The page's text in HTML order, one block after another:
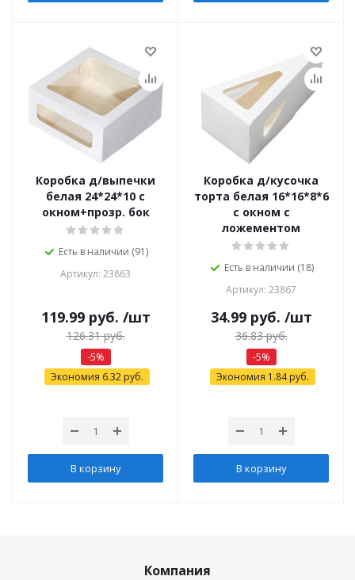
Коробка д/выпечки
белая 24*24*10 с
окном+прозр. бок
Есть в наличии (91)
Артикул: 23863
119.99руб. /шт
126.31руб.
-5%
Экономия 6.32руб.
В корзину
Коробка д/кусочка
торта белая 16*16*8*6
с окном с
ложементом
Есть в наличии (18)
Артикул: 23867
34.99руб. /шт
36.83руб.
-5%
Экономия 1.84руб.
В корзину
Компания